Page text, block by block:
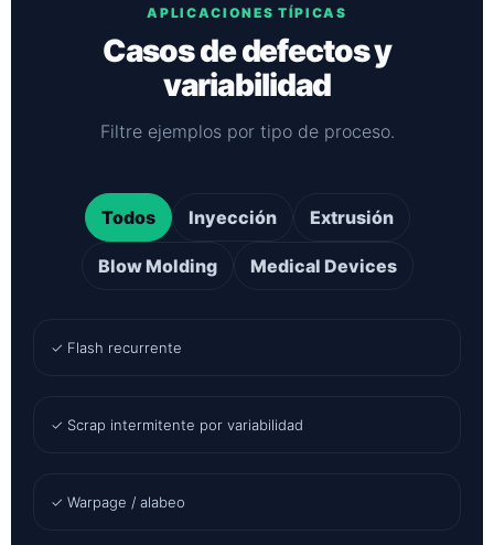
APLICACIONES TÍPICAS
Casos de defectos y
variabilidad
Filtre ejemplos por tipo de proceso.
Todos Inyección Extrusión
Blow Molding Medical Devices
✓ Flash recurrente
✓ Scrap intermitente por variabilidad
✓ Warpage / alabeo